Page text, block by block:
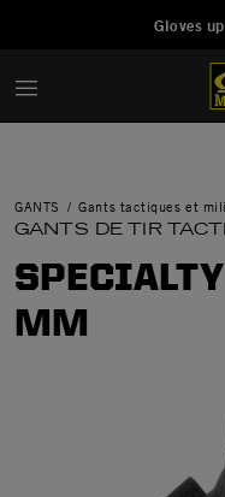
Gloves
GANTS Gants tactiques et
GANTS DE TIR
MM
Manage